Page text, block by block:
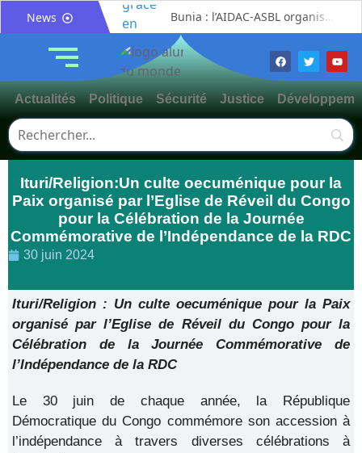
News
Bunia : l’AIDAC-ASBL organise une prière d’action de grâce en l’honneur des finalistes musulmans admis à l’Examen d’État édition 2026
Bunia : des jeunes sensibilisés à la masculinité positive pour lutter contre les violences basées sur le genre
Ituri / Riposte contre Ebola : World Vision forme 50 leaders religieux à Bunia pour transformer la foi en actions contre Ebola
Nord-Kivu : la MONUSCO évacue deux rescapés d’un crash aérien et rapatrie le corps d’une victime à Beni
Mahagi : ASADS Asbl et IEDA Relief sensibilisent la population de Djupabook-Yima contre les violences basées sur le genre
Mahagi:Me Mokili Mungunuti David salue le déploiement de Mont Gabaon et appelle à une identification concertée des axes à asphalter
Procès FRIVAO : Constant Mutamba quitte l’audience et dénonce un « système mafieux »
Actualités Politique Sécurité Justice
Ituri/Religion:Un culte oecuménique pour la
Paix organisé par l’Eglise de Réveil du Congo
pour la Célébration de la Journée
Commémorative de l’Indépendance de la RDC
30 juin 2024
Ituri/Religion : Un culte oecuménique pour la Paix
organisé par l’Eglise de Réveil du Congo pour la
Célébration de la Journée Commémorative de
l’Indépendance de la RDC
Le 30 juin de chaque année, la République
Démocratique du Congo commémore son accession à
l’indépendance à travers diverses célébrations à